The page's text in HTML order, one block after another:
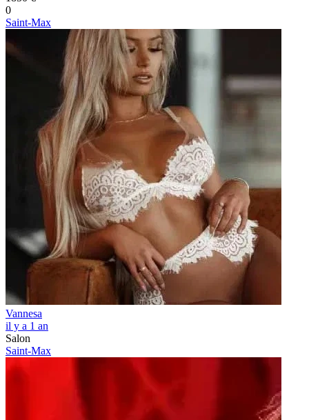
0
Saint-Max
Vannesa
il y a 1 an
Salon
Saint-Max